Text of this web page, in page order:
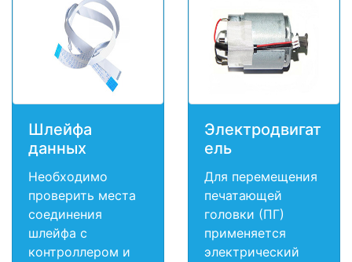
Шлейфа
данных
Необходимо
проверить места
соединения
шлейфа с
контроллером и
Электродвигат
ель
Для перемещения
печатающей
головки (ПГ)
применяется
электрический